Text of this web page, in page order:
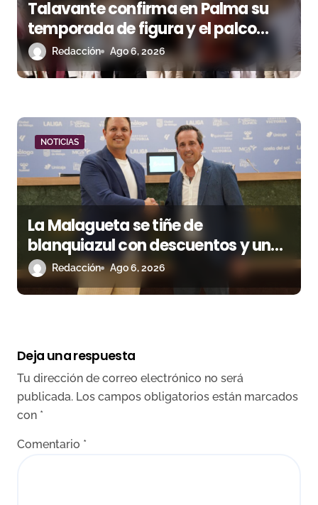
Talavante confirma en Palma su
temporada de figura y el palco
niega el premio a Roca Rey
Redacción Ago 6, 2026
NOTICIAS
La Malagueta se tiñe de
blanquiazul con descuentos y una
corrida homenaje al Málaga CF
Redacción Ago 6, 2026
Deja una respuesta
Tu dirección de correo electrónico no será
publicada. Los campos obligatorios están marcados
con *
Comentario *